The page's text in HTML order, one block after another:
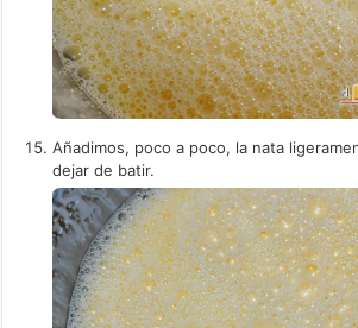
Añadimos, poco a poco, la nata
dejar de batir.